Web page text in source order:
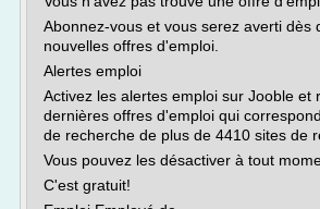
Abonnez-vous et vous serez averti dès
nouvelles offres d'emploi.
Alertes emploi
Activez les alertes emploi sur Jooble et
dernières offres d'emploi qui
de recherche de plus de 4410 sites de
Vous pouvez les désactiver à tout
C'est gratuit!